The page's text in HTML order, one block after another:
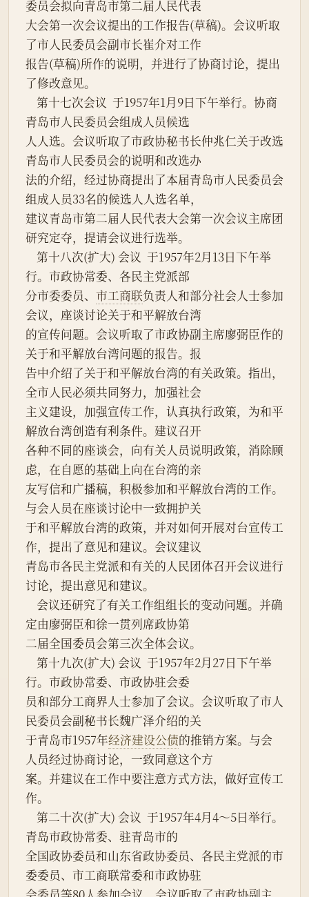
委员会拟向青岛市第二届人民代表
大会第一次会议提出的工作报告(草稿)。会议听取
了市人民委员会副市长崔介对工作
报告(草稿)所作的说明，并进行了协商讨论，提出
了修改意见。
青岛市人民委员会组成人员候选
人人选。会议听取了市政协秘书长仲兆仁关于改选
青岛市人民委员会的说明和改选办
法的介绍，经过协商提出了本届青岛市人民委员会
组成人员33名的候选人人选名单，
建议青岛市第二届人民代表大会第一次会议主席团
研究定夺，提请会议进行选举。
行。市政协常委、各民主党派部
分市委委员、 市工商联负责人和部分社会人士参加
会议，座谈讨论关于和平解放台湾
的宣传问题。会议听取了市政协副主席廖弼臣作的
关于和平解放台湾问题的报告。报
告中介绍了关于和平解放台湾的有关政策。指出，
全市人民必须共同努力，加强社会
主义建设，加强宣传工作，认真执行政策，为和平
解放台湾创造有利条件。建议召开
各种不同的座谈会，向有关人员说明政策，消除顾
虑，在自愿的基础上向在台湾的亲
友写信和广播稿，积极参加和平解放台湾的工作。
与会人员在座谈讨论中一致拥护关
于和平解放台湾的政策，并对如何开展对台宣传工
作，提出了意见和建议。会议建议
青岛市各民主党派和有关的人民团体召开会议进行
讨论，提出意见和建议。
定由廖弼臣和徐一贯列席政协第
二届全国委员会第三次全体会议。
行。市政协常委、市政协驻会委
员和部分工商界人士参加了会议。会议听取了市人
民委员会副秘书长魏广泽介绍的关
于青岛市1957年经济建设公债的推销方案。与会
人员经过协商讨论，一致同意这个方
案。并建议在工作中要注意方式方法，做好宣传工
作。
青岛市政协常委、驻青岛市的
全国政协委员和山东省政协委员、各民主党派的市
委委员、市工商联常委和市政协驻